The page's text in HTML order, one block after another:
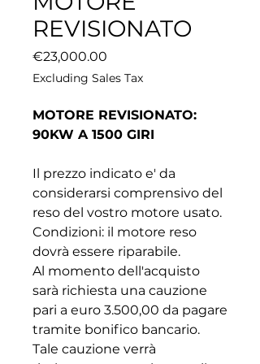
REVISIONATO
€23,000.00
Excluding Sales Tax
MOTORE REVISIONATO:
90KW A 1500 GIRI
Il prezzo indicato e' da
considerarsi comprensivo del
reso del vostro motore usato.
Condizioni: il motore reso
dovrà essere riparabile.
Al momento dell'acquisto
sarà richiesta una cauzione
pari a euro 3.500,00 da pagare
tramite bonifico bancario.
Tale cauzione verrà